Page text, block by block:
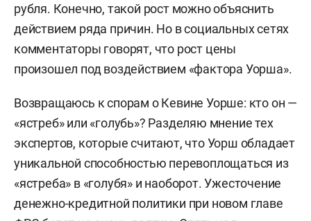
рубля. Конечно, такой рост можно объяснить
действием ряда причин. Но в социальных сетях
комментаторы говорят, что рост цены
произошел под воздействием «фактора Уорша».
Возвращаюсь к спорам о Кевине Уорше: кто он —
«ястреб» или «голубь»? Разделяю мнение тех
экспертов, которые считают, что Уорш обладает
уникальной способностью перевоплощаться из
«ястреба» в «голубя» и наоборот. Ужесточение
денежно-кредитной политики при новом главе